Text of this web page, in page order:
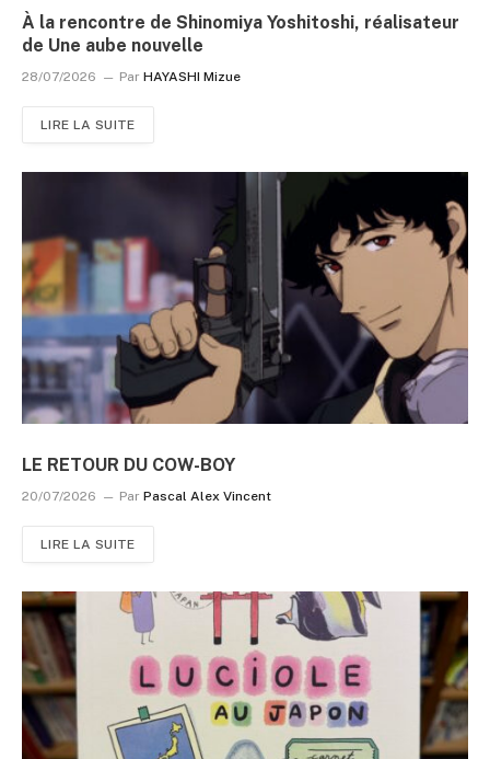
À la rencontre de Shinomiya Yoshitoshi, réalisateur
de Une aube nouvelle
28/07/2026 Par HAYASHI Mizue
LIRE LA SUITE
LE RETOUR DU COW-BOY
20/07/2026 Par Pascal Alex Vincent
LIRE LA SUITE